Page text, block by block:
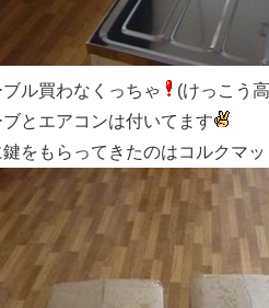
ル買わなくっちゃ (けっこう
とエアコンは付いてます
をもらってきたのはコルクマッ